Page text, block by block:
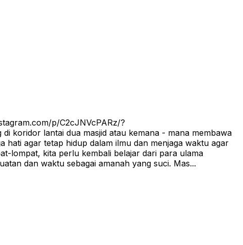
p/C2cJNVcPARz/?
koridor lantai dua masjid atau kemana - mana membawa
hati agar tetap hidup dalam ilmu dan menjaga waktu agar
lompat, kita perlu kembali belajar dari para ulama
dan waktu sebagai amanah yang suci. Mas...